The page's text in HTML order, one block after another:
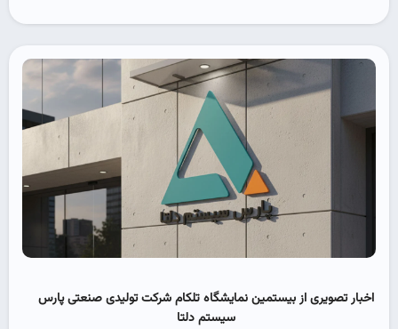
اخبار تصویری از بیستمین نمایشگاه تلکام شرکت تولیدی صنعتی پارس
سیستم دلتا